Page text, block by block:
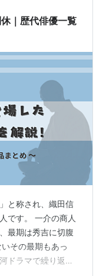
｜歴代俳優一覧
と称され、織田信
です。 一介の商人
最期は秀吉に切腹
その最期もあっ
ドラマで繰り返し